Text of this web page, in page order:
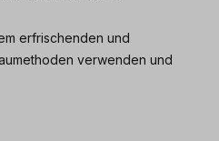
erfrischenden und
verwenden und